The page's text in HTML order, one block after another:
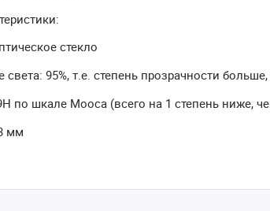
стекло
света: 95%, т.е. степень прозрачности
по шкале Мооса (всего на 1 степень ниже,
мм